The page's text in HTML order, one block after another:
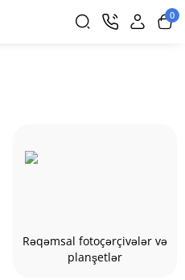
0
Rəqəmsal fotoçərçivələr və
planşetlər